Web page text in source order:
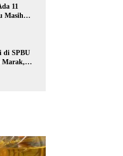
11
Masih
di SPBU
Marak,